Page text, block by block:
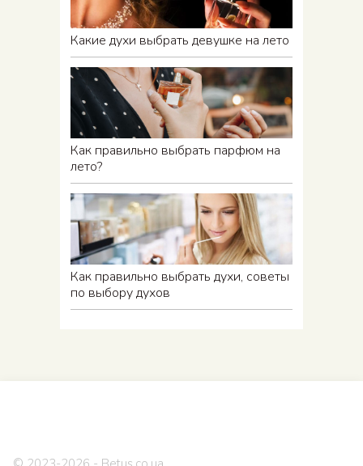
Какие духи выбрать девушке на лето
Как правильно выбрать парфюм на
лето?
Как правильно выбрать духи, советы
по выбору духов